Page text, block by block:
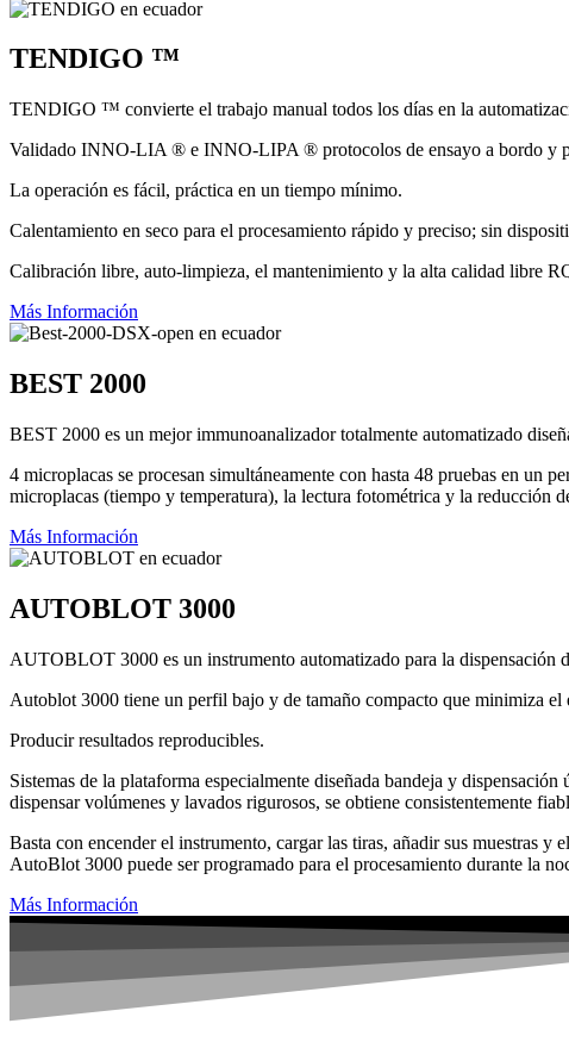
TENDIGO ™
TENDIGO ™ convierte el trabajo manual todos los días en la
Validado INNO-LIA ® e INNO-LIPA ® protocolos de ensayo a bordo y
La operación es fácil, práctica en un tiempo mínimo.
Calentamiento en seco para el procesamiento rápido y preciso; sin
Calibración libre, auto-limpieza, el mantenimiento y la alta calidad libre
Más Información
BEST 2000
BEST 2000 es un mejor immunoanalizador totalmente automatizado
4 microplacas se procesan simultáneamente con hasta 48 pruebas en un
microplacas (tiempo y temperatura), la lectura fotométrica y la reducción
Más Información
AUTOBLOT 3000
AUTOBLOT 3000 es un instrumento automatizado para la
Autoblot 3000 tiene un perfil bajo y de tamaño compacto que minimiza el
Producir resultados reproducibles.
Sistemas de la plataforma especialmente diseñada bandeja y
dispensar volúmenes y lavados rigurosos, se obtiene consistentemente
Basta con encender el instrumento, cargar las tiras, añadir sus muestras
AutoBlot 3000 puede ser programado para el procesamiento durante la
Más Información